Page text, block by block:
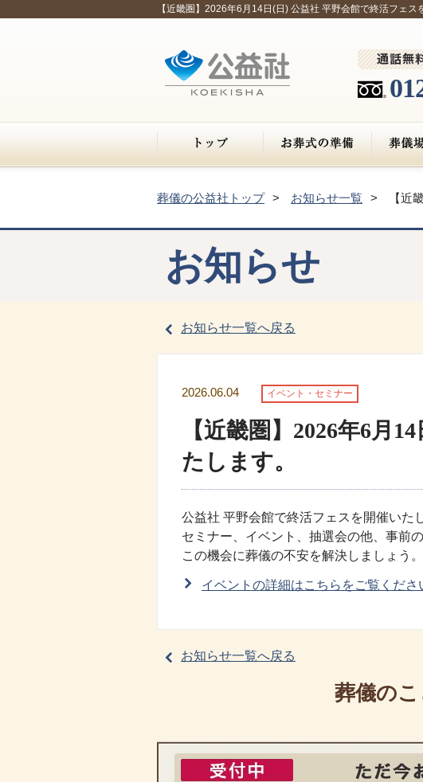
【近畿圏】2026年6月14日(日) 公益社 平野会館で終活フェ
葬儀の公益社トップ お知らせ一覧 【近
お知らせ
お知らせ一覧へ戻る
2026.06.04 イベント・セミナー
【近畿圏】2026年6月
たします。
公益社 平野会館で終活フェスを開催いた
セミナー、イベント、抽選会の他、事前
この機会に葬儀の不安を解決しましょう。
イベントの詳細はこちらをご覧くださ
お知らせ一覧へ戻る
葬儀のこ